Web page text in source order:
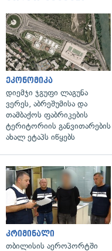
ეკონომიკა
დიემჯი ჯგუფი ლაგუნა
ვერეს, აბრეშუმისა და
თამბაქოს ფაბრიკების
ტერიტორიის განვითარების
ახალ ეტაპს იწყებს
კრიმინალი
თბილისის აეროპორტში